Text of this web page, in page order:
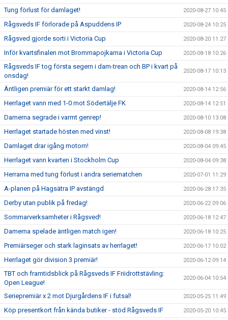
Tung förlust för damlaget! 2020-08-27 10:45
Rågsveds IF förlorade på Aspuddens IP 2020-08-24 10:25
Rågsved gjorde sorti i Victoria Cup 2020-08-20 11:27
Inför kvartsfinalen mot Brommapojkarna i Victoria Cup 2020-08-18 10:26
Rågsveds IF tog första segern i dam-trean och BP i kvart på
onsdag!
2020-08-17 10:13
Äntligen premiär för ett starkt damlag! 2020-08-14 12:56
Herrlaget vann med 1-0 mot Södertälje FK 2020-08-14 12:51
Damerna segrade i varmt genrep! 2020-08-10 13:08
Herrlaget startade hösten med vinst! 2020-08-08 19:38
Damlaget drar igång motorn! 2020-08-04 09:45
Herrlaget vann kvarten i Stockholm Cup 2020-08-04 09:38
Herrarna med tung förlust i andra seriematchen 2020-07-01 11:29
A-planen på Hagsätra IP avstängd 2020-06-28 17:35
Derby utan publik på fredag! 2020-06-22 09:06
Sommarverksamheter i Rågsved! 2020-06-18 12:47
Damerna spelade äntligen match igen! 2020-06-18 10:25
Premiärseger och stark laginsats av herrlaget! 2020-06-17 10:02
Herrlaget gör division 3 premiär! 2020-06-12 09:14
TBT och framtidsblick på Rågsveds IF Friidrottstävling:
Open League!
2020-06-04 10:54
Seriepremiär x 2 mot Djurgårdens IF i futsal! 2020-05-25 11:49
Köp presentkort från kända butiker - stöd Rågsveds IF 2020-05-20 10:45